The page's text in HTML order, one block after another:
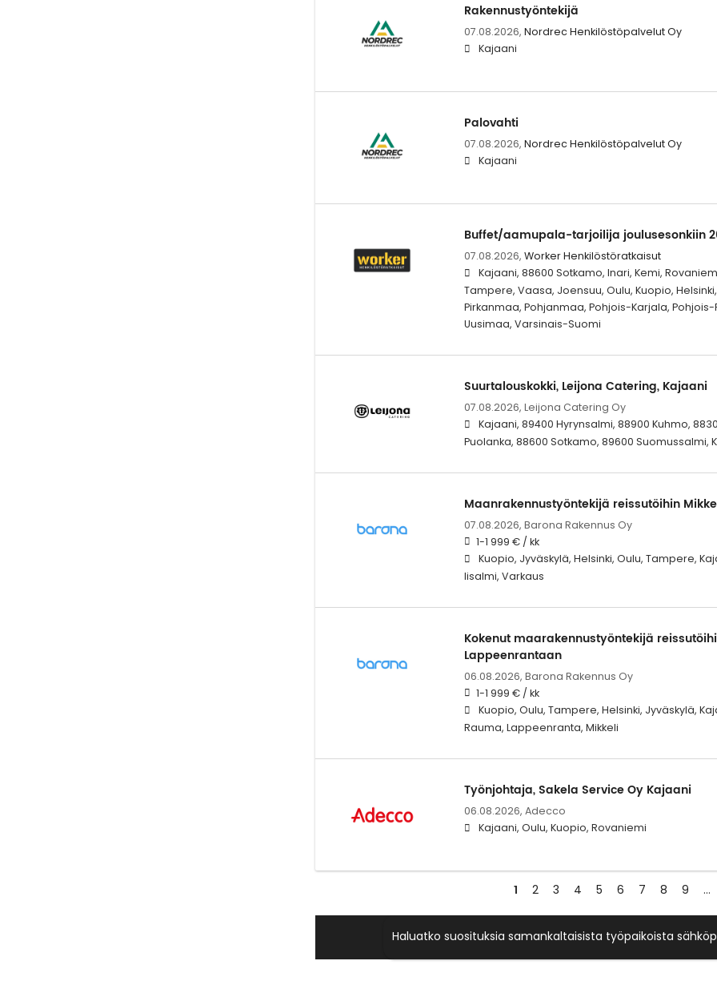
Rakennustyöntekijä
07.08.2026, Nordrec Henkilöstöpalvelut Oy
Kajaani
Palovahti
07.08.2026, Nordrec Henkilöstöpalvelut Oy
Kajaani
Buffet/aamupala-tarjoilija joulusesonkiin
07.08.2026, Worker Henkilöstöratkaisut
Kajaani, 88600 Sotkamo, Inari, Kemi,
Tampere, Vaasa, Joensuu, Oulu, Kuopio, Helsinki,
Pirkanmaa, Pohjanmaa, Pohjois-Karjala,
Uusimaa, Varsinais-Suomi
Suurtalouskokki, Leijona Catering, Kajaani
07.08.2026, Leijona Catering Oy
Kajaani, 89400 Hyrynsalmi, 88900 Kuhmo,
Puolanka, 88600 Sotkamo, 89600 Suomussalmi,
Maanrakennustyöntekijä reissutöihin
07.08.2026, Barona Rakennus Oy
1-1 999 € / kk
Kuopio, Jyväskylä, Helsinki, Oulu, Tampere,
Iisalmi, Varkaus
Kokenut maarakennustyöntekijä
Lappeenrantaan
06.08.2026, Barona Rakennus Oy
1-1 999 € / kk
Kuopio, Oulu, Tampere, Helsinki, Jyväskylä,
Rauma, Lappeenranta, Mikkeli
Työnjohtaja, Sakela Service Oy Kajaani
06.08.2026, Adecco
Kajaani, Oulu, Kuopio, Rovaniemi
1 2 3 4 5 6 7 8 9 …
Haluatko suosituksia samankaltaisista työpaikoista